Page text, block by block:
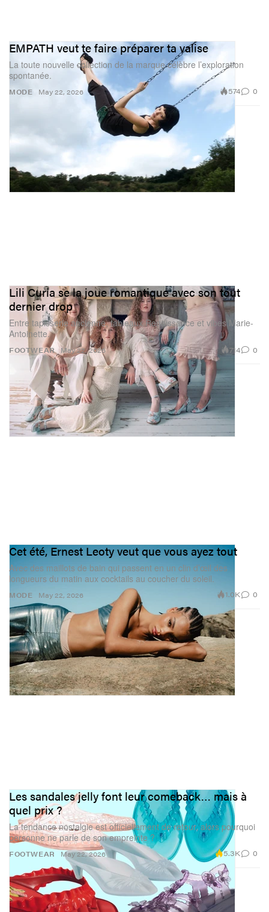
MODE
EMPATH veut te faire préparer ta valise
La toute nouvelle collection de la marque célèbre l’exploration
spontanée.
May 22, 2026 574 0
FOOTWEAR
Lili Curia se la joue romantique avec son tout
dernier drop
Entre tapisserie ancienne, tableaux Renaissance et vibes Marie-
Antoinette.
May 22, 2026 714 0
MODE
Cet été, Ernest Leoty veut que vous ayez tout
Avec des maillots de bain qui passent en un clin d’œil des
longueurs du matin aux cocktails au coucher du soleil.
May 22, 2026 1.0K 0
FOOTWEAR
Les sandales jelly font leur comeback… mais à
quel prix ?
La tendance nostalgie est officiellement de retour, alors pourquoi
personne ne parle de son empreinte ?
May 22, 2026 5.3K 0